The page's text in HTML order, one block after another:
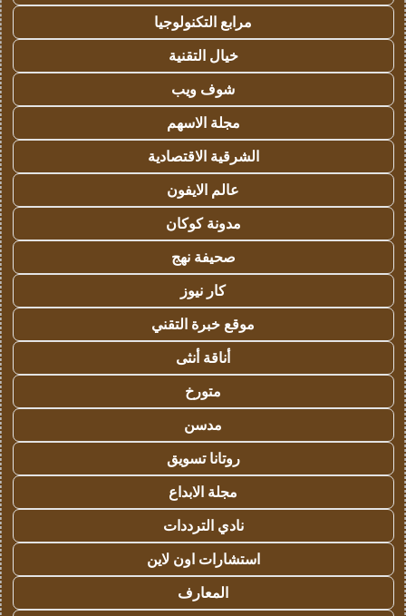
مرابع التكنولوجيا
خيال التقنية
شوف ويب
مجلة الاسهم
الشرقية الاقتصادية
عالم الايفون
مدونة كوكان
صحيفة نهج
كار نيوز
موقع خبرة التقني
أناقة أنثى
متورخ
مدسن
روتانا تسويق
مجلة الابداع
نادي الترددات
استشارات اون لاين
المعارف